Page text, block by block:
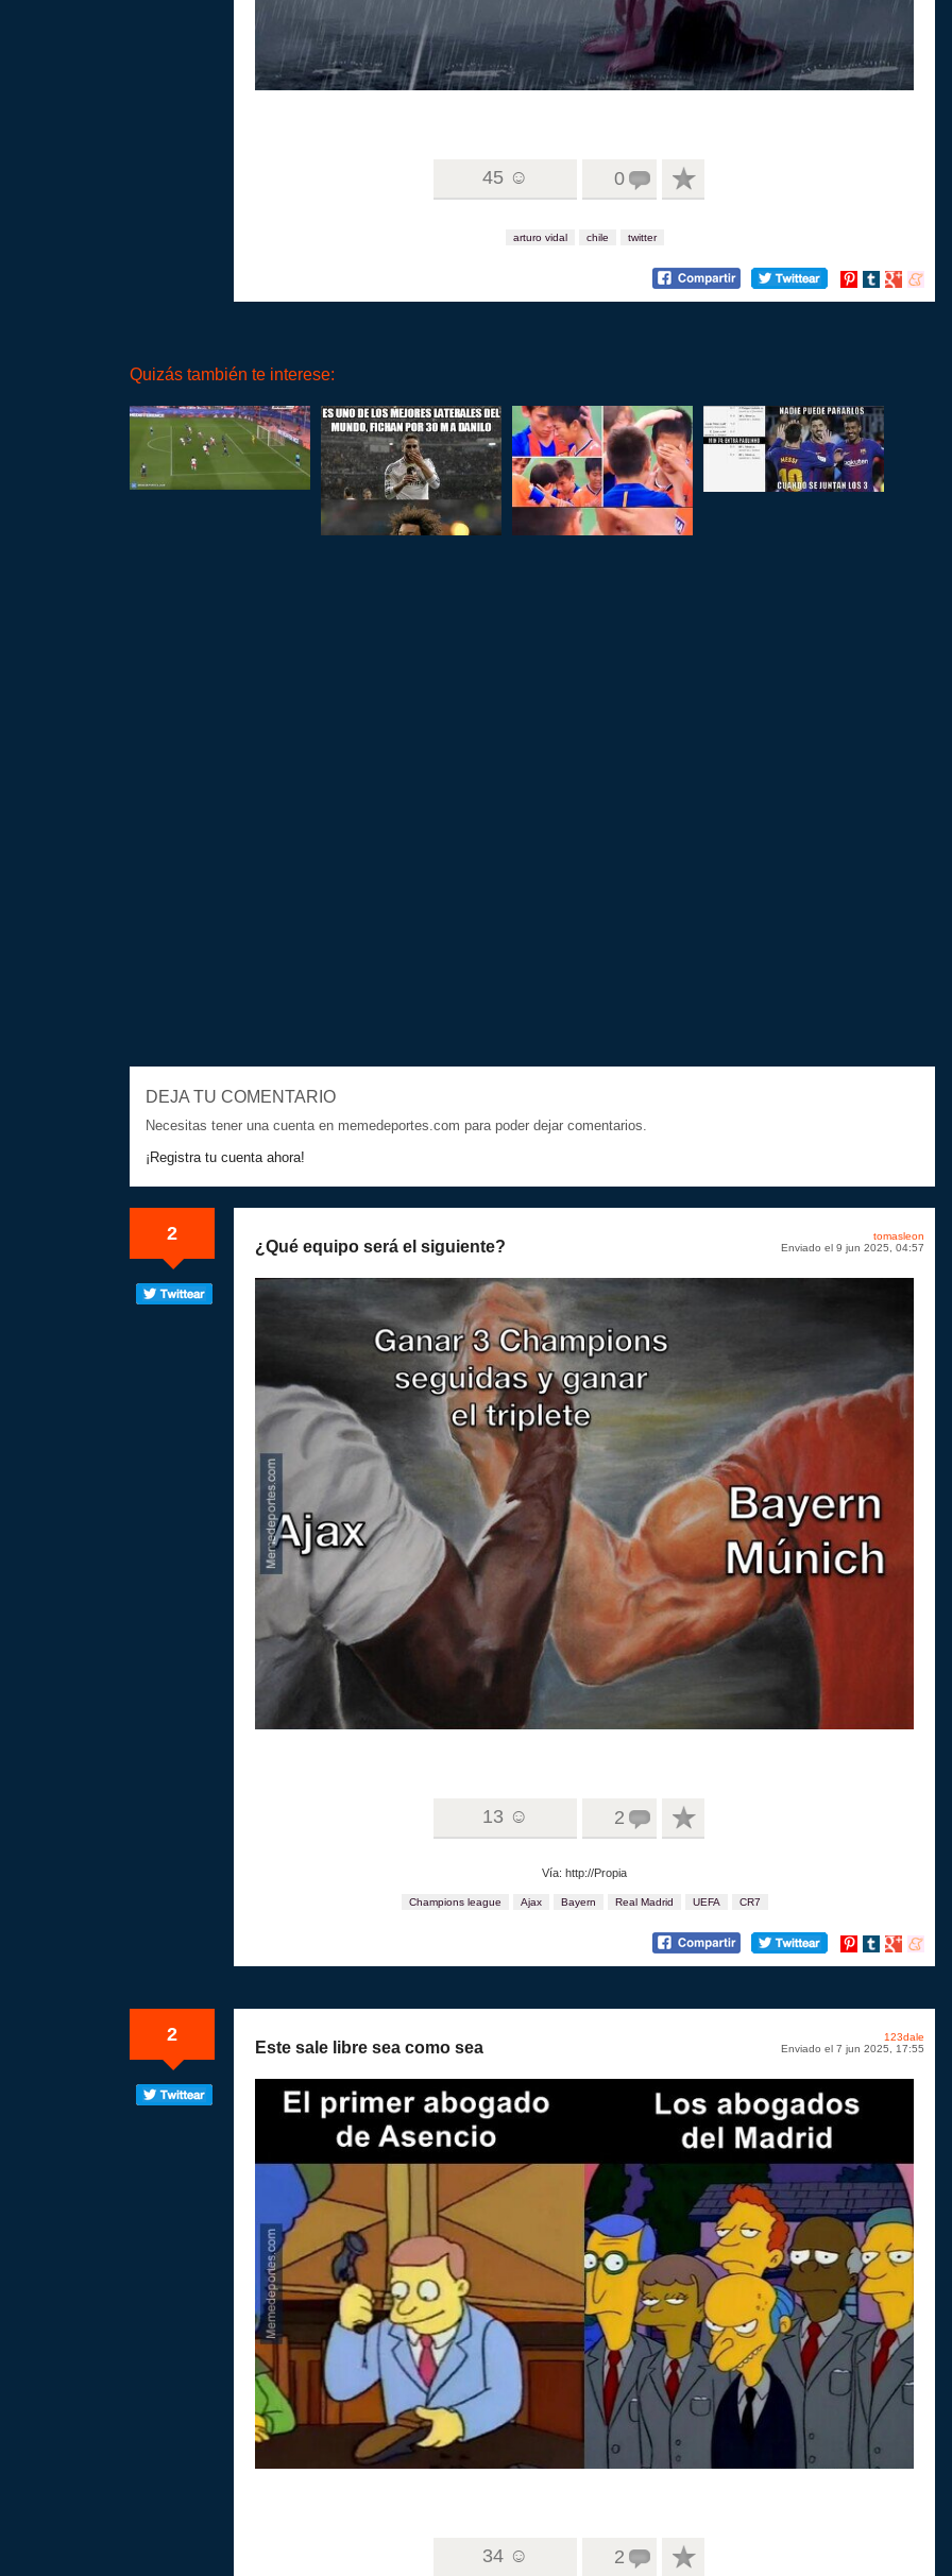
45 ☺ 0
arturo vidal chile twitter
Compartir
Compartir
Compartir
Quizás también te interese:
DEJA TU COMENTARIO
Necesitas tener una cuenta en memedeportes.com para poder dejar comentarios.
¡Registra tu cuenta ahora!
2
tomasleon
Enviado el 9 jun 2025, 04:57
¿Qué equipo será el siguiente?
13 ☺ 2
Vía: http://Propia
Champions league Ajax Bayern Real Madrid UEFA CR7
Compartir
Compartir
Compartir
2
123dale
Enviado el 7 jun 2025, 17:55
Este sale libre sea como sea
34 ☺ 2